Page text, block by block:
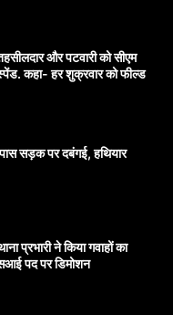
और पटवारी को सीएम
कहा- हर शुक्रवार को फील्ड
सड़क पर दबंगई, हथियार
प्रभारी ने किया गवाहों का
पद पर डिमोशन